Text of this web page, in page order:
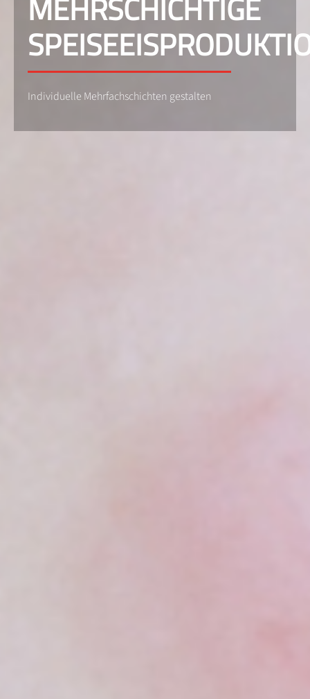
MEHRSCHICHTIGE
Individuelle Mehrfachschichten gestalten